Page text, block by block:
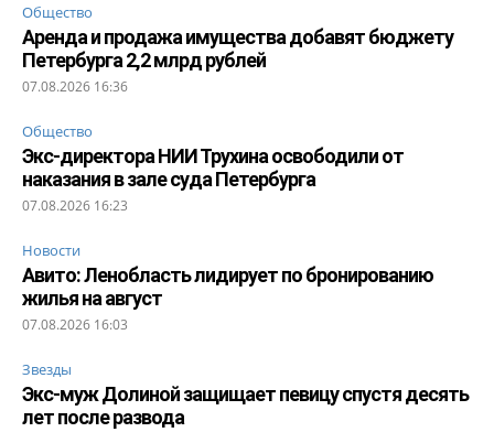
Общество
Аренда и продажа имущества добавят бюджету
Петербурга 2,2 млрд рублей
07.08.2026 16:36
Общество
Экс-директора НИИ Трухина освободили от
наказания в зале суда Петербурга
07.08.2026 16:23
Новости
Авито: Ленобласть лидирует по бронированию
жилья на август
07.08.2026 16:03
Звезды
Экс-муж Долиной защищает певицу спустя десять
лет после развода